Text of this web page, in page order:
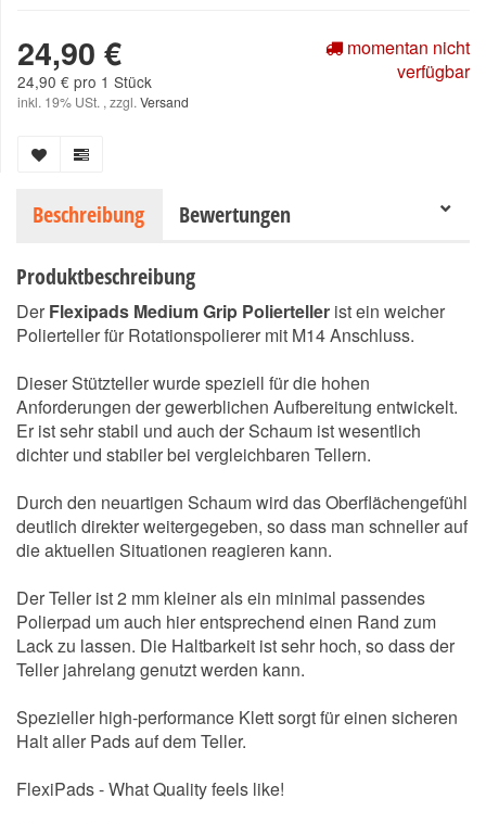
24,90 €
24,90 € pro 1 Stück
inkl. 19% USt. , zzgl. Versand
momentan nicht
verfügbar
Beschreibung Bewertungen
Produktbeschreibung
Der Flexipads Medium Grip Polierteller ist ein weicher
Polierteller für Rotationspolierer mit M14 Anschluss.
Dieser Stützteller wurde speziell für die hohen
Anforderungen der gewerblichen Aufbereitung entwickelt.
Er ist sehr stabil und auch der Schaum ist wesentlich
dichter und stabiler bei vergleichbaren Tellern.
Durch den neuartigen Schaum wird das Oberflächengefühl
deutlich direkter weitergegeben, so dass man schneller auf
die aktuellen Situationen reagieren kann.
Der Teller ist 2 mm kleiner als ein minimal passendes
Polierpad um auch hier entsprechend einen Rand zum
Lack zu lassen. Die Haltbarkeit ist sehr hoch, so dass der
Teller jahrelang genutzt werden kann.
Spezieller high-performance Klett sorgt für einen sicheren
Halt aller Pads auf dem Teller.
FlexiPads - What Quality feels like!